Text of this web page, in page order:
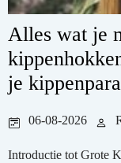
Alles wat je
je
06-08-2026
Introductie tot Grote